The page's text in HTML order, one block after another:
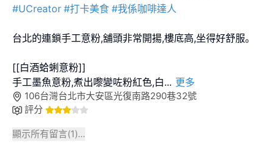
#UCreator #打卡美食 #我係咖啡達人
台北的連鎖手工意粉,舖頭非常開揚,樓底高,坐得好舒服｡
[[白酒蛤蜊意粉]]
手工墨魚意粉,煮出嚟變咗粉紅色,白... 更多
106台灣台北市大安區光復南路290巷32號
評分
顯示所有留言(1)...